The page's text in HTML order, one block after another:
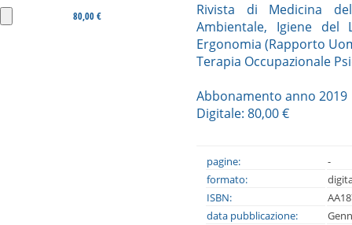
80,00 €
Rivista di Medicina
Ambientale, Igiene del
Ergonomia (Rapporto
Terapia Occupazionale
Abbonamento anno 2019
Digitale: 80,00 €
pagine:
-
formato:
ISBN:
data pubblicazione: